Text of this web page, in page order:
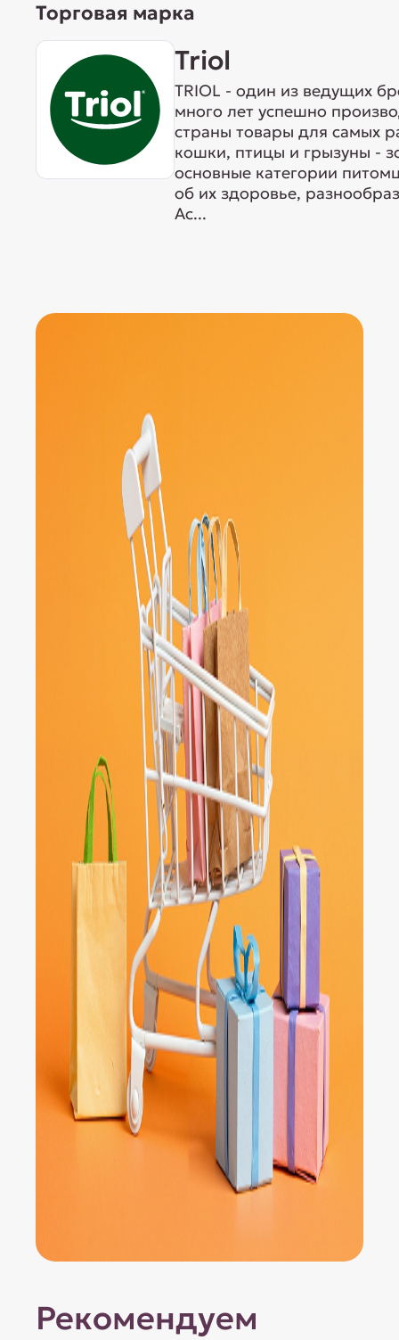
Торговая марка
Triol
TRIOL - один из ведущих
много лет успешно
страны товары для самых
кошки, птицы и грызуны -
основные категории
об их здоровье,
Ас...
Рекомендуем